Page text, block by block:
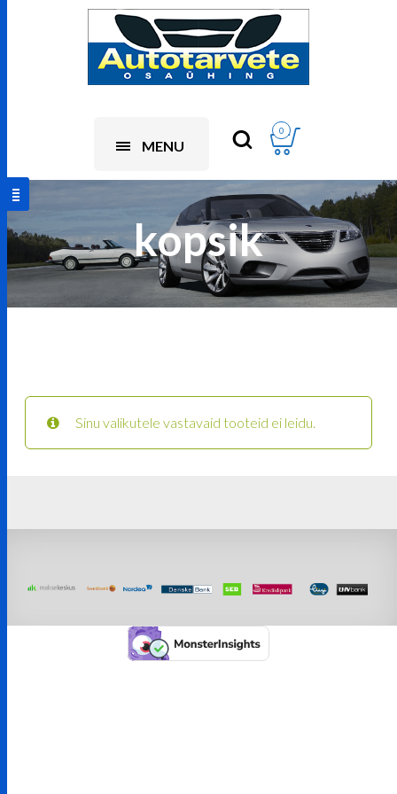
MENU
0
kopsik
Sinu valikutele vastavaid tooteid ei leidu.